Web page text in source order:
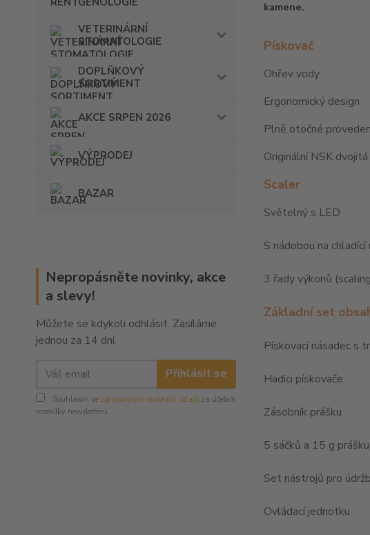
VETERINÁRNÍ
STOMATOLOGIE
DOPLŇKOVÝ
SORTIMENT
AKCE SRPEN 2026
VÝPRODEJ
BAZAR
Nepropásněte novinky, akce
a slevy!
Můžete se kdykoli odhlásit. Zasíláme
jednou za 14 dní.
Přihlásit se
Souhlasím se zpracováním osobních údajů za účelem
rozesílky newsletteru.
kamene.
Pískovač
Ohřev vody
Ergonomický design
Plně otočné
Originální NSK
Scaler
Světelný s LED
S nádobou na chladící
3 řady výkonů
Základní set
Pískovací násadec s
Hadici pískovače
Zásobník prášku
5 sáčků a 15 g
Set nástrojů pro
Ovládací jednotku